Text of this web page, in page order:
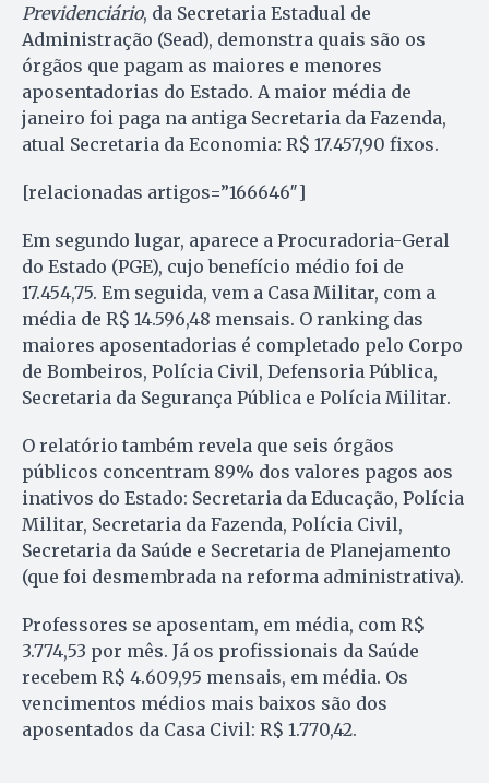
Previdenciário, da Secretaria Estadual de
Administração (Sead), demonstra quais são os
órgãos que pagam as maiores e menores
aposentadorias do Estado. A maior média de
janeiro foi paga na antiga Secretaria da Fazenda,
atual Secretaria da Economia: R$ 17.457,90 fixos.
[relacionadas artigos=”166646″]
Em segundo lugar, aparece a Procuradoria-Geral
do Estado (PGE), cujo benefício médio foi de
17.454,75. Em seguida, vem a Casa Militar, com a
média de R$ 14.596,48 mensais. O ranking das
maiores aposentadorias é completado pelo Corpo
de Bombeiros, Polícia Civil, Defensoria Pública,
Secretaria da Segurança Pública e Polícia Militar.
O relatório também revela que seis órgãos
públicos concentram 89% dos valores pagos aos
inativos do Estado: Secretaria da Educação, Polícia
Militar, Secretaria da Fazenda, Polícia Civil,
Secretaria da Saúde e Secretaria de Planejamento
(que foi desmembrada na reforma administrativa).
Professores se aposentam, em média, com R$
3.774,53 por mês. Já os profissionais da Saúde
recebem R$ 4.609,95 mensais, em média. Os
vencimentos médios mais baixos são dos
aposentados da Casa Civil: R$ 1.770,42.